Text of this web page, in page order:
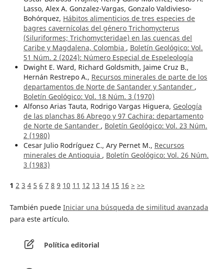
Lasso, Alex A. Gonzalez-Vargas, Gonzalo Valdivieso-
Bohórquez, Hábitos alimenticios de tres especies de
bagres cavernícolas del género Trichomycterus
(Siluriformes; Trichomycteridae) en las cuencas del
Caribe y Magdalena, Colombia , Boletín Geológico: Vol.
51 Núm. 2 (2024): Número Especial de Espeleología
Dwight E. Ward, Richard Goldsmith, Jaime Cruz B.,
Hernán Restrepo A., Recursos minerales de parte de los
departamentos de Norte de Santander y Santander ,
Boletín Geológico: Vol. 18 Núm. 3 (1970)
Alfonso Arias Tauta, Rodrigo Vargas Higuera, Geología
de las planchas 86 Abrego y 97 Cachira: departamento
de Norte de Santander , Boletín Geológico: Vol. 23 Núm.
2 (1980)
Cesar Julio Rodríguez C., Ary Pernet M., Recursos
minerales de Antioquia , Boletín Geológico: Vol. 26 Núm.
3 (1983)
1 2 3 4 5 6 7 8 9 10 11 12 13 14 15 16 > >>
También puede Iniciar una búsqueda de similitud avanzada
para este artículo.
Política editorial